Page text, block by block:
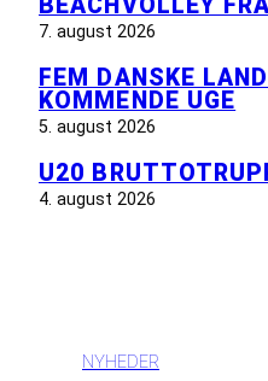
7. august 2026
FEM DANSKE
KOMMENDE UGE
5. august 2026
U20
4. august 2026
NYHEDER